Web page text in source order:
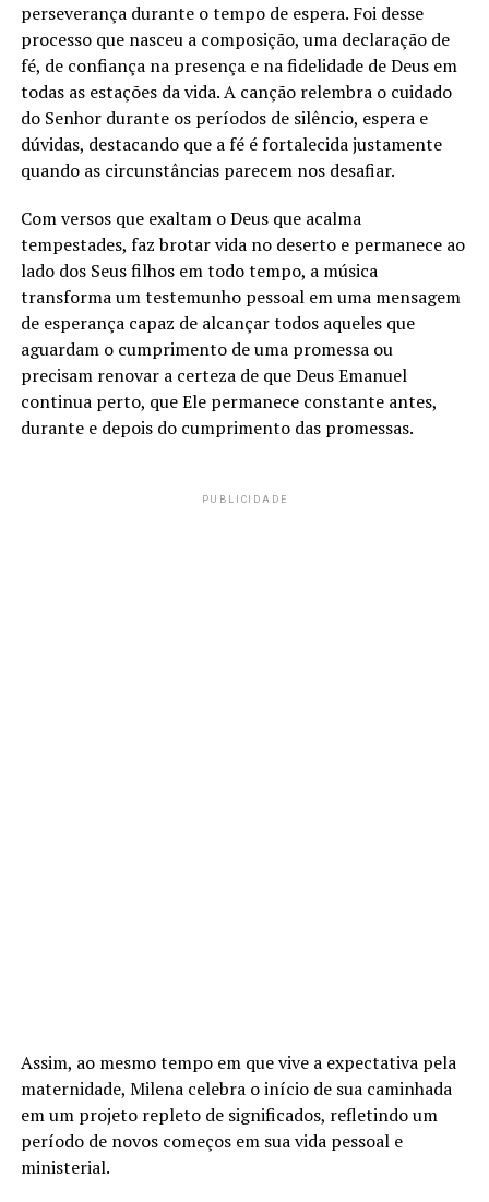
perseverança durante o tempo de espera. Foi desse
processo que nasceu a composição, uma declaração de
fé, de confiança na presença e na fidelidade de Deus em
todas as estações da vida. A canção relembra o cuidado
do Senhor durante os períodos de silêncio, espera e
dúvidas, destacando que a fé é fortalecida justamente
quando as circunstâncias parecem nos desafiar.
Com versos que exaltam o Deus que acalma
tempestades, faz brotar vida no deserto e permanece ao
lado dos Seus filhos em todo tempo, a música
transforma um testemunho pessoal em uma mensagem
de esperança capaz de alcançar todos aqueles que
aguardam o cumprimento de uma promessa ou
precisam renovar a certeza de que Deus Emanuel
continua perto, que Ele permanece constante antes,
durante e depois do cumprimento das promessas.
PUBLICIDADE
Assim, ao mesmo tempo em que vive a expectativa pela
maternidade, Milena celebra o início de sua caminhada
em um projeto repleto de significados, refletindo um
período de novos começos em sua vida pessoal e
ministerial.